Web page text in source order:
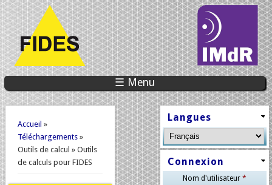
☰ Menu
Vous êtes ici
Accueil »
Téléchargements»
Outils de calcul » Outils
de calculs pour FIDES
Langues
Connexion
Nom d'utilisateur *